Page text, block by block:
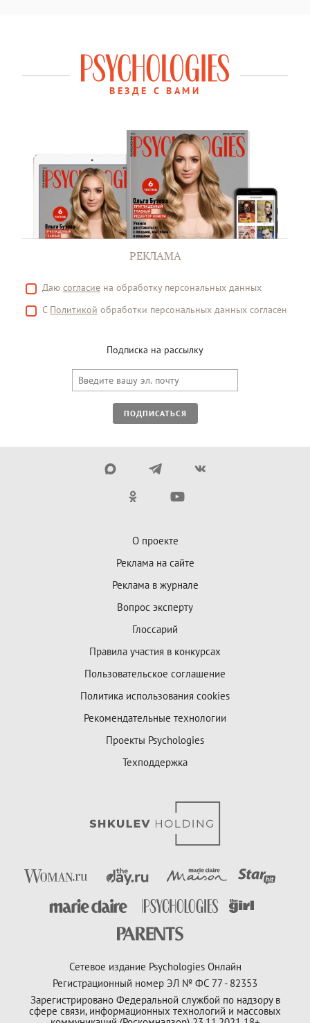
ВЕЗДЕ С ВАМИ
РЕКЛАМА
Даю согласие на обработку персональных данных
С Политикой обработки персональных данных согласен
Подписка на рассылку
ПОДПИСАТЬСЯ
О проекте
Реклама на сайте
Реклама в журнале
Вопрос эксперту
Глоссарий
Правила участия в конкурсах
Пользовательское соглашение
Политика использования cookies
Рекомендательные технологии
Проекты Psychologies
Техподдержка
Сетевое издание Psychologies Онлайн
Регистрационный номер ЭЛ № ФС 77 - 82353
Зарегистрировано Федеральной службой по надзору в
сфере связи, информационных технологий и массовых